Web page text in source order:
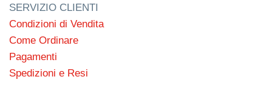
SERVIZIO CLIENTI
Condizioni di Vendita
Come Ordinare
Pagamenti
Spedizioni e Resi